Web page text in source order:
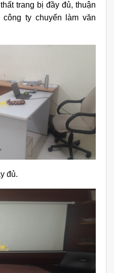
trang bị đầy đủ, thuận
ty chuyển làm văn
đủ.